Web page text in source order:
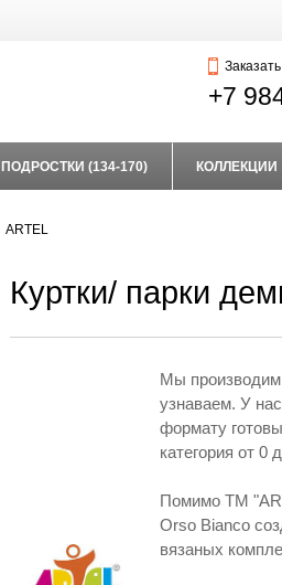
+7
ПОДРОСТКИ (134-170) КОЛЛЕКЦИИ
ARTEL
Куртки/ парки
Мы производим
узнаваем. У
формату
категория от 0
Помимо ТМ
Orso Bianco
вязаных